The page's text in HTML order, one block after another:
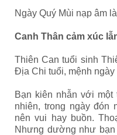
Ngày Quý Mùi nạp âm
Canh Thân cảm xúc
Thiên Can tuổi sinh
Địa Chi tuổi, mệnh
Bạn kiên nhẫn với một
nhiên, trong ngày đón
nên vui hay buồn.
Nhưng dường như